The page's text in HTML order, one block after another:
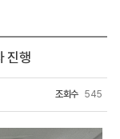
진행
조회수 545